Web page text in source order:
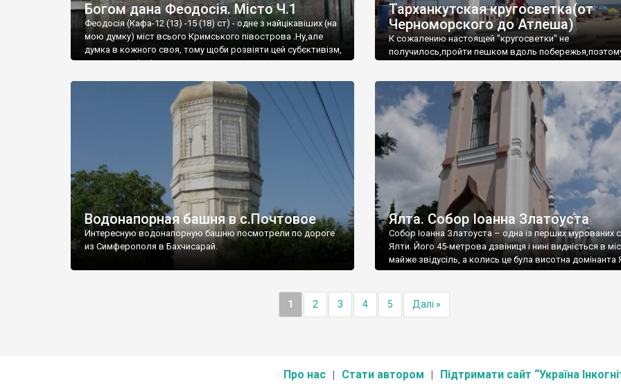
Богом дана Феодосія. Місто Ч.1
Феодосія (Кафа-12 (13) -15 (18) ст) - одне з найцікавіших (на
мою думку) міст всього Кримського півострова .Ну,але
думка в кожного своя, тому щоби розвіяти цей субєктивізм,
запрошую відвідати це
Тарханкутская кругосветка(от
Черноморского до Атлеша)
К сожалению настоящей "кругосветки" не
получилось,пройти пешком вдоль
Водонапорная башня в с.Почтовое
Интересную водонапорную башню посмотрели по дороге
из Симферополя в Бахчисарай.
Ялта. Собор Іоанна Златоуста
Собор Іоанна Златоуста – одна із перших мурованих
Ялти. Його 45-метрова дзвіниця і нині видніється в
майже звідусіль, а колись це була висотна домінанта
1 2 3 4 5 Далі »
Про нас Стати автором Підтримати сайт “Україна